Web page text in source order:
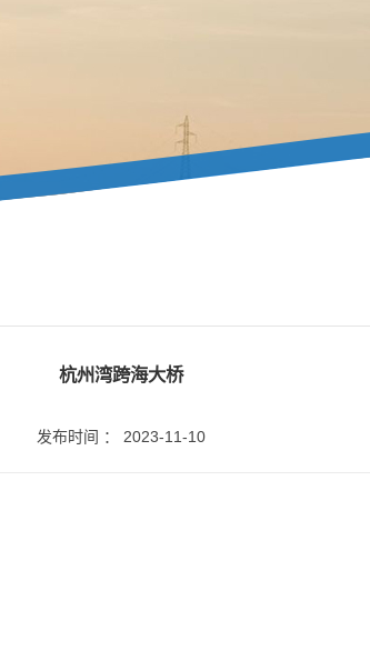
杭州湾跨海大桥
发布时间 ： 2023-11-10